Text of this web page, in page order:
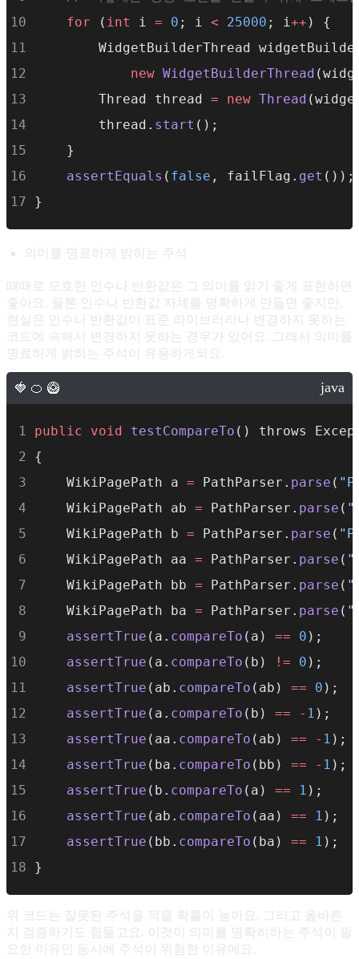
for ( int i = 0 ; i < 25000 ; i++ ) {
WidgetBuilderThread
new WidgetBuilderThread
        Thread thread
= new Thread
        thread.
start ();
    }
assertEquals ( false , failFlag. get ());
}
의미를 명료하게 밝히는 주석
때때로 모호한 인수나 반환값은 그 의미를 읽기 좋게 표현하면
좋아요. 물론 인수나 반환값 자체를 명확하게 만들면 좋지만,
현실은 인수나 반환값이 표준 라이브러리나 변경하지 못하는
코드에 속해서 변경하지 못하는 경우가 있어요. 그래서 의미를
명료하게 밝히는 주석이 유용하게되요.
public void testCompareTo () throws
{
    WikiPagePath a
= PathParser. parse (
    WikiPagePath ab
= PathParser. parse (
    WikiPagePath b
= PathParser. parse (
    WikiPagePath aa
= PathParser. parse (
    WikiPagePath bb
= PathParser. parse (
    WikiPagePath ba
= PathParser. parse (
assertTrue (a. compareTo (a) == 0 );
assertTrue (a. compareTo (b) != 0 );
assertTrue (ab. compareTo (ab) == 0 );
assertTrue (a. compareTo (b) == - 1 );
assertTrue (aa. compareTo (ab) == - 1 );
assertTrue (ba. compareTo (bb) == - 1 );
assertTrue (b. compareTo (a) == 1 );
assertTrue (ab. compareTo (aa) == 1 );
assertTrue (bb. compareTo (ba) == 1 );
}
위 코드는 잘못된 주석을 적을 확률이 높아요. 그리고 옳바른
지 검증하기도 힘들고요. 이것이 의미를 명확히하는 주석이 필
요한 이유인 동시에 주석이 위험한 이유에요.